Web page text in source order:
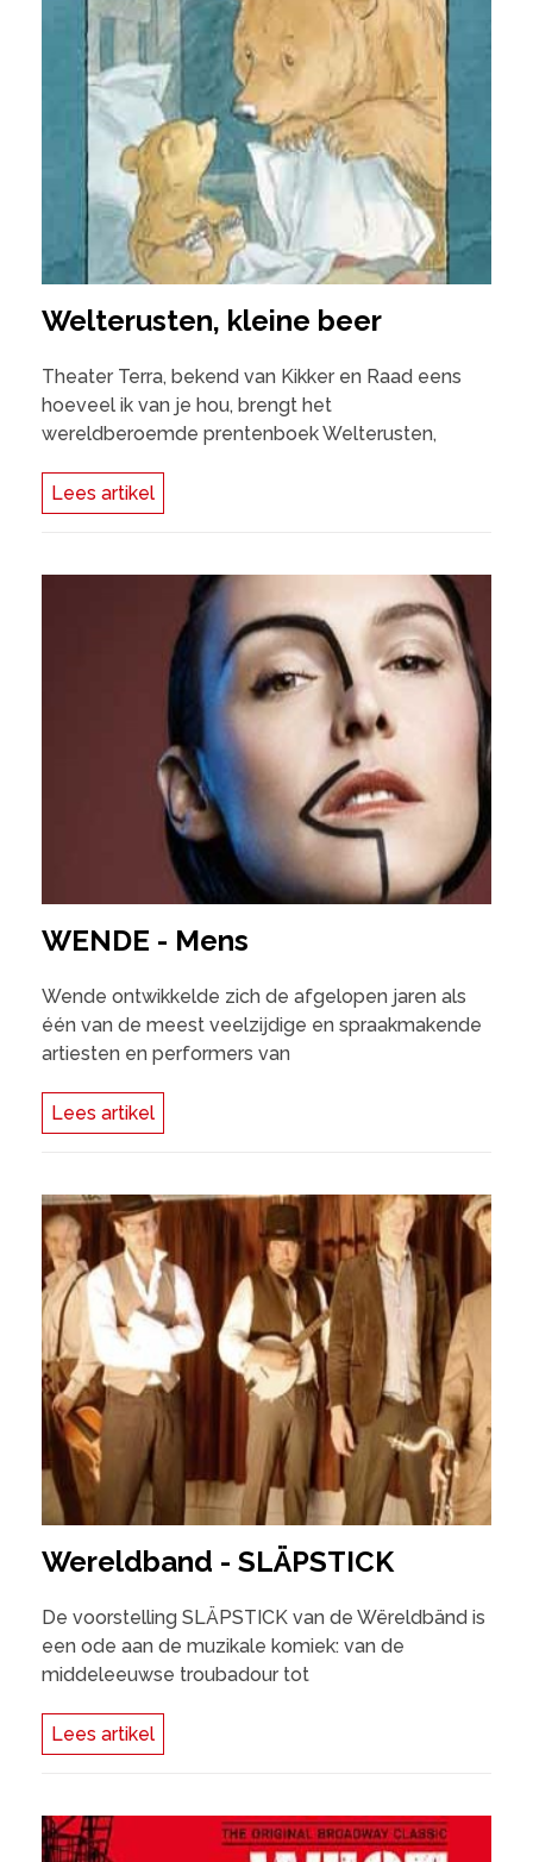
Welterusten, kleine beer
Theater Terra, bekend van Kikker en Raad eens
hoeveel ik van je hou, brengt het
wereldberoemde prentenboek Welterusten,
Lees artikel
WENDE - Mens
Wende ontwikkelde zich de afgelopen jaren als
één van de meest veelzijdige en spraakmakende
artiesten en performers van
Lees artikel
Wereldband - SLÄPSTICK
De voorstelling SLÄPSTICK van de Wëreldbänd is
een ode aan de muzikale komiek: van de
middeleeuwse troubadour tot
Lees artikel